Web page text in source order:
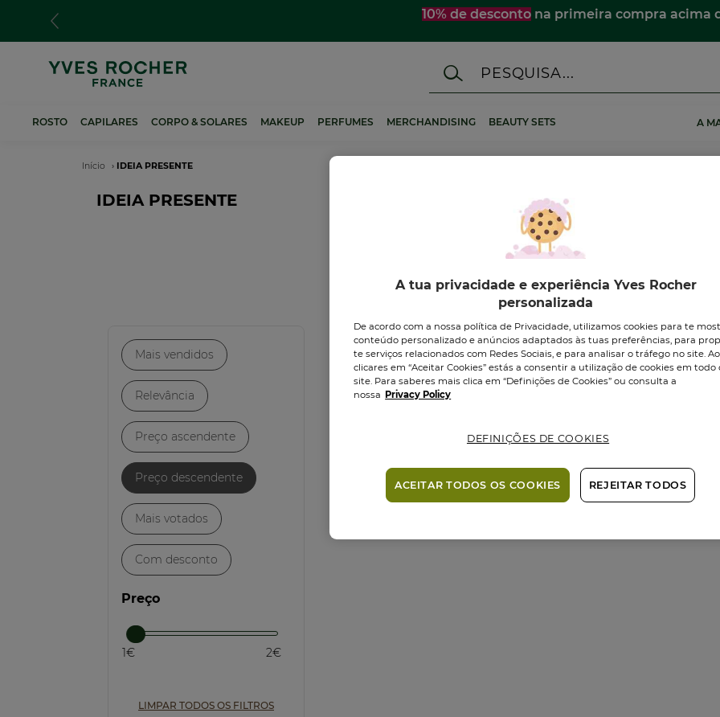
conteúdo
10% de desconto na primeira compra acima
ROSTO CAPILARES CORPO & SOLARES MAKEUP PERFUMES MERCHANDISING BEAUTY SETS A
Navegação
estrutural
Início IDEIA PRESENTE
IDEIA PRESENTE
Mais vendidos
Relevância
Preço ascendente
Preço descendente
Mais votados
Com desconto
Preço
1€ 2€
LIMPAR TODOS OS FILTROS
Nenhum resultado encontrado
A tua privacidade e experiência Yves Rocher
personalizada
De acordo com a nossa política de Privacidade, utilizamos cookies para te
conteúdo personalizado e anúncios adaptados às tuas preferências, para
te serviços relacionados com Redes Sociais, e para analisar o tráfego no site. Ao
clicares em “Aceitar Cookies” estás a consentir a utilização de cookies em todo
site. Para saberes mais clica em “Definições de Cookies” ou consulta a
nossa Privacy Policy
DEFINIÇÕES DE COOKIES
REJEITAR TODOS
ACEITAR TODOS OS COOKIES